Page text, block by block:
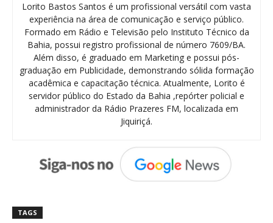
Lorito Bastos Santos é um profissional versátil com vasta
experiência na área de comunicação e serviço público.
Formado em Rádio e Televisão pelo Instituto Técnico da
Bahia, possui registro profissional de número 7609/BA.
Além disso, é graduado em Marketing e possui pós-
graduação em Publicidade, demonstrando sólida formação
acadêmica e capacitação técnica. Atualmente, Lorito é
servidor público do Estado da Bahia ,repórter policial e
administrador da Rádio Prazeres FM, localizada em
Jiquiriçá.
TAGS